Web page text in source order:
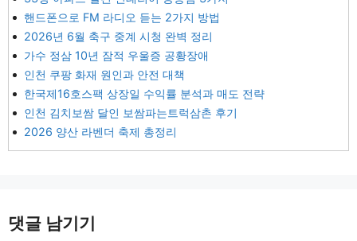
핸드폰으로 FM 라디오 듣는 2가지 방법
2026년 6월 축구 중계 시청 완벽 정리
가수 정삼 10년 잠적 우울증 공황장애
인천 쿠팡 화재 원인과 안전 대책
한국제16호스팩 상장일 수익률 분석과 매도 전략
인천 김치보쌈 달인 보쌈파는트럭삼촌 후기
2026 양산 라벤더 축제 총정리
댓글 남기기